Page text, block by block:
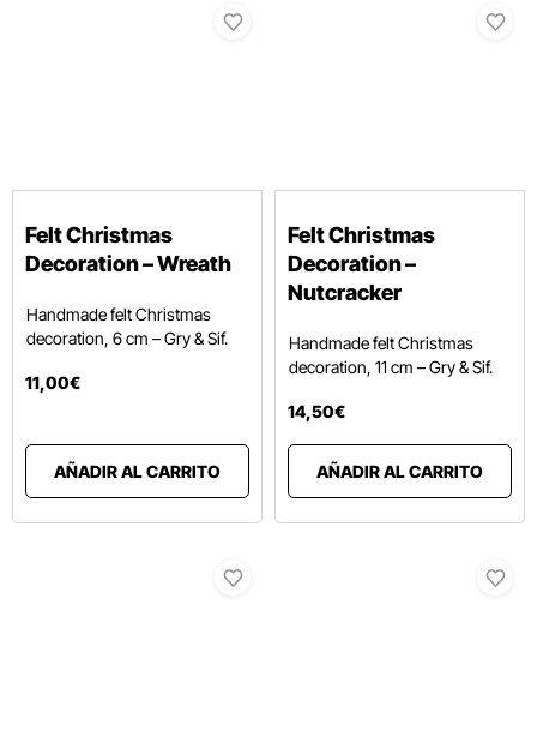
Felt Christmas
Decoration – Wreath
Handmade felt Christmas
decoration, 6 cm – Gry & Sif.
11,00€
AÑADIR AL CARRITO
Felt Christmas
Decoration –
Nutcracker
Handmade felt Christmas
decoration, 11 cm – Gry & Sif.
14,50€
AÑADIR AL CARRITO